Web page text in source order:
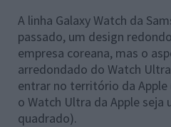
A linha Galaxy Watch da
passado, um design
empresa coreana, mas o
arredondado do Watch
entrar no território da
o Watch Ultra da Apple seja
quadrado).